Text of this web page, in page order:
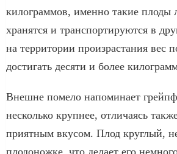
килограммов, именно такие плоды
хранятся и транспортируются в
на территории произрастания вес
достигать десяти и более
Внешне помело напоминает
несколько крупнее, отличаясь
приятным вкусом. Плод круглый,
плодоножке, что делает его